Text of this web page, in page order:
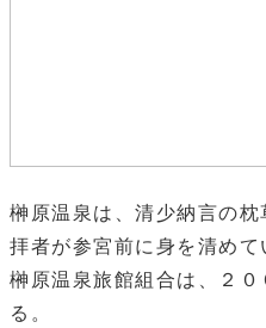
榊原温泉は、清少納言の
拝者が参宮前に身を清めて
榊原温泉旅館組合は、２
る。